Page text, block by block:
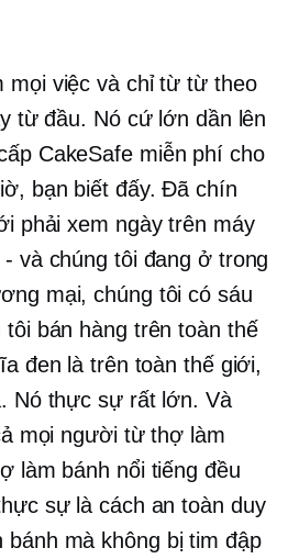
mọi việc và chỉ từ từ theo
từ đầu. Nó cứ lớn dần lên
CakeSafe miễn phí cho
bạn biết đấy. Đã chín
phải xem ngày trên máy
và chúng tôi đang ở trong
mại, chúng tôi có sáu
tôi bán hàng trên toàn thế
đen là trên toàn thế giới,
Nó thực sự rất lớn. Và
mọi người từ thợ làm
làm bánh nổi tiếng đều
sự là cách an toàn duy
bánh mà không bị tim đập